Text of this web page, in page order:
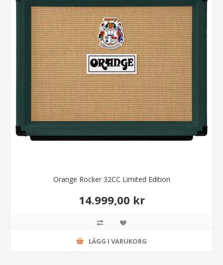
Orange Rocker 32CC Limited Edition
14.999,00 kr
LÄGG I VARUKORG